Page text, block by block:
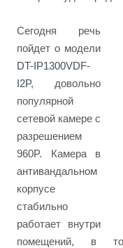
Сегодня речь
пойдет о модели
DT-IP1300VDF-
I2P, довольно
популярной
сетевой камере с
разрешением
960P. Камера в
антивандальном
корпусе
стабильно
работает внутри
помещений, в